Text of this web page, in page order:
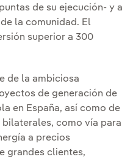
de su ejecución- y a
la comunidad. El
superior a 300
de la ambiciosa
de generación de
en España, así como de
como vía para
a precios
grandes clientes,